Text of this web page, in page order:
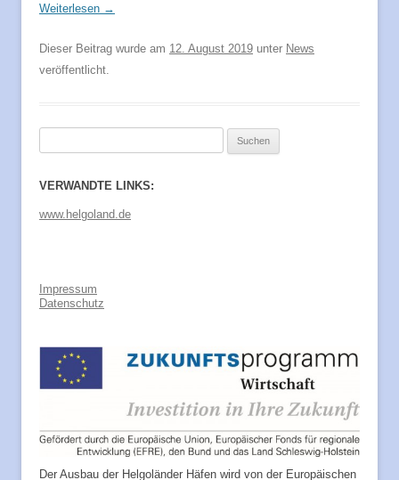
Weiterlesen →
Dieser Beitrag wurde am 12. August 2019 unter News
veröffentlicht.
VERWANDTE LINKS:
www.helgoland.de
Impressum
Datenschutz
Der Ausbau der Helgoländer Häfen wird von der Europäischen